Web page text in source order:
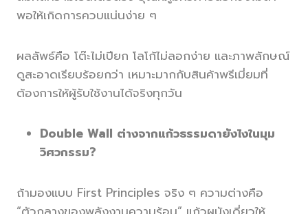
พอให้เกิดการควบแน่นง่าย ๆ
ผลลัพธ์คือ โต๊ะไม่เปียก โลโก้ไม่ลอกง่าย และภาพลักษณ์
ดูสะอาดเรียบร้อยกว่า เหมาะมากกับสินค้าพรีเมี่ยมที่
ต้องการให้ผู้รับใช้งานได้จริงทุกวัน
Double Wall ต่างจากแก้วธรรมดายังไงในมุม
วิศวกรรม?
ถ้ามองแบบ First Principles จริง ๆ ความต่างคือ